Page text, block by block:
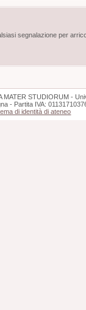
segnalazione per
MATER STUDIORUM -
- Partita IVA:
di identità di ateneo